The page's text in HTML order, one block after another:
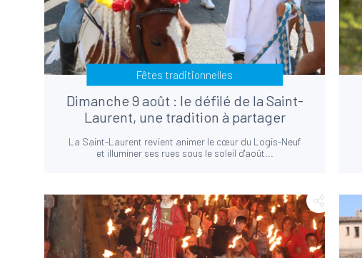
Fêtes traditionnelles
Dimanche 9 août : le défilé de la Saint-
Laurent, une tradition à partager
La Saint-Laurent revient animer le cœur du Logis-Neuf
et illuminer ses rues sous le soleil d'août...